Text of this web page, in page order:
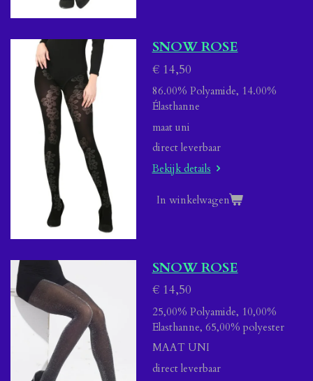
SNOW ROSE
€ 14,50
86.00% Polyamide, 14.00%
Élasthanne
maat uni
direct leverbaar
Bekijk details
In winkelwagen
SNOW ROSE
€ 14,50
25,00% Polyamide, 10,00%
Elasthanne, 65,00% polyester
MAAT UNI
direct leverbaar